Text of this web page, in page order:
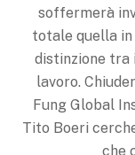
soffermerà
totale quella in
distinzione tra
lavoro.
Fung Global
Tito Boeri
che